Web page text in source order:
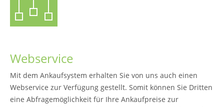
Webservice
Mit dem Ankaufsystem erhalten Sie von uns auch einen
Webservice zur Verfügung gestellt. Somit können Sie Dritten
eine Abfragemöglichkeit für Ihre Ankaufpreise zur